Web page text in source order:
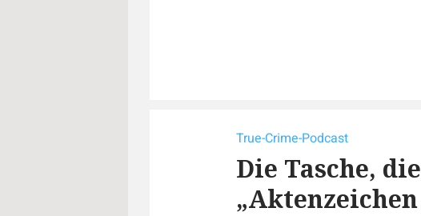
True-Crime-Podcast
Die Tasche,